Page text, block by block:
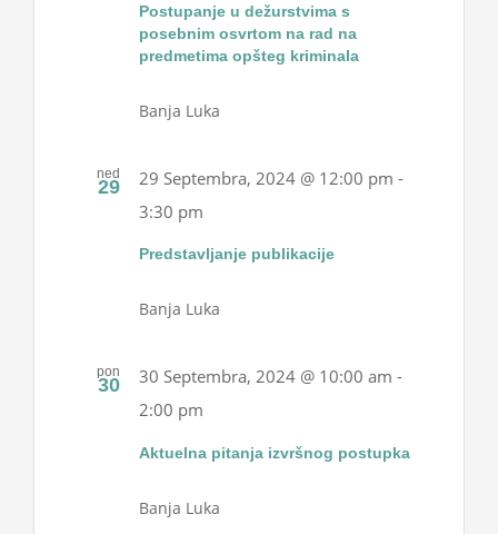
Postupanje u dežurstvima s
posebnim osvrtom na rad na
predmetima opšteg kriminala
Banja Luka
ned
29
Predstavljanje publikacije
29 Septembra, 2024 @ 12:00 pm -
3:30 pm
Banja Luka
pon
30
Aktuelna pitanja izvršnog postupka
30 Septembra, 2024 @ 10:00 am -
2:00 pm
Banja Luka